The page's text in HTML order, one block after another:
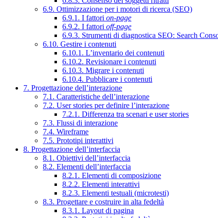
6.9. Ottimizzazione per i motori di ricerca (SEO)
6.9.1. I fattori on-page
6.9.2. I fattori off-page
6.9.3. Strumenti di diagnostica SEO: Search
6.10. Gestire i contenuti
6.10.1. L’inventario dei contenuti
6.10.2. Revisionare i contenuti
6.10.3. Migrare i contenuti
6.10.4. Pubblicare i contenuti
7. Progettazione dell’interazione
7.1. Caratteristiche dell’interazione
7.2. User stories per definire l’interazione
7.2.1. Differenza tra scenari e user stories
7.3. Flussi di interazione
7.4. Wireframe
7.5. Prototipi interattivi
8. Progettazione dell’interfaccia
8.1. Obiettivi dell’interfaccia
8.2. Elementi dell’interfaccia
8.2.1. Elementi di composizione
8.2.2. Elementi interattivi
8.2.3. Elementi testuali (microtesti)
8.3. Progettare e costruire in alta fedeltà
8.3.1. Layout di pagina